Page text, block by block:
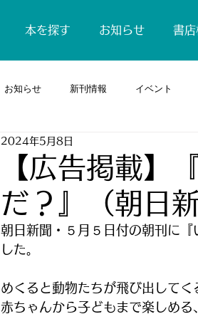
本を探す お知らせ 書店
お知らせ 新刊情報 イベント
【広告掲載】
だ？』（朝日
2024年5月8日
朝日新聞・５月５日付の朝刊に
した。
めくると動物たちが飛び出してく
赤ちゃんから子どもまで楽しめる